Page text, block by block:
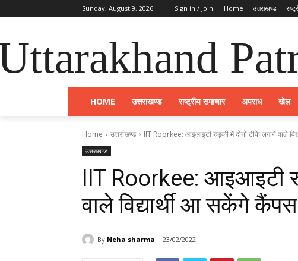
Sunday, August 9, 2026 Sign in / Join Home उत्तराखण्ड
HOME उत्तराखण्ड राष्ट्रीय समाचार अपराध खेल
Home उत्तराखण्ड IIT Roorkee: आइआइटी रुड़की में दोनों टीके लगाने वाले
उत्तराखण्ड
IIT Roorkee: आइआइटी
वाले विद्यार्थी आ सकेंगे
By Neha sharma 23/02/2022